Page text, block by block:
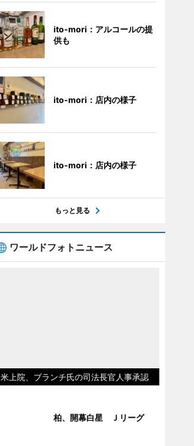
ito-mori：アルコールの提
供も
ito-mori：店内の様子
ito-mori：店内の様子
もっと見る
ワールドフォトニュース
米上院、ブランチ氏の司法長官人事承認
柏、開幕白星 Ｊリーグ